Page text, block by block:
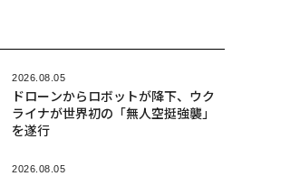
2026.08.05
ドローンからロボットが降下、ウク
ライナが世界初の「無人空挺強襲」
を遂行
2026.08.05